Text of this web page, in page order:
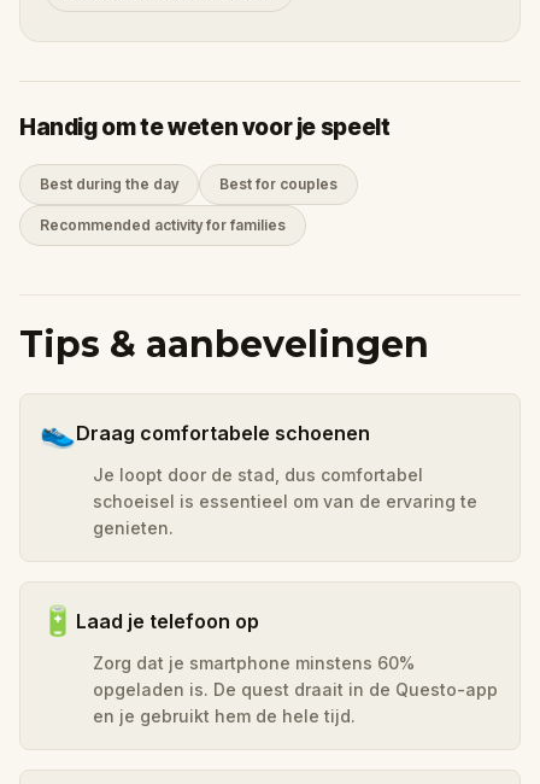
Handig om te weten voor je speelt
Best during the day Best for couples
Recommended activity for families
Tips & aanbevelingen
👟Draag comfortabele schoenen
Je loopt door de stad, dus comfortabel
schoeisel is essentieel om van de ervaring te
genieten.
🔋 Laad je telefoon op
Zorg dat je smartphone minstens 60%
opgeladen is. De quest draait in de Questo-app
en je gebruikt hem de hele tijd.